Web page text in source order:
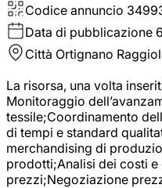
Codice annuncio
Data di pubblicazione
Città Ortignano
La risorsa, una volta
Monitoraggio
tessile;Coordinamento
di tempi e standard
merchandising di
prodotti;Analisi dei costi
prezzi;Negoziazione